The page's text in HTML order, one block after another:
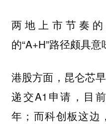
两地上市节奏
的“A+H”路径颇具意
港股方面，昆仑芯
递交A1申请，目
年；而科创板这边